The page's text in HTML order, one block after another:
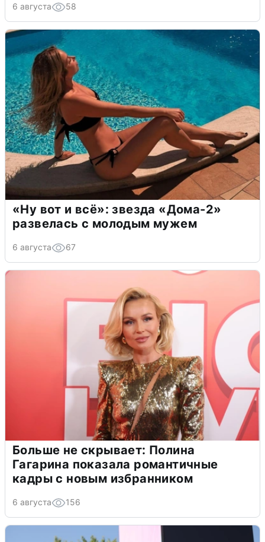
6 августа 58
«Ну вот и всё»: звезда «Дома-2»
развелась с молодым мужем
6 августа 67
Больше не скрывает: Полина
Гагарина показала романтичные
кадры с новым избранником
6 августа 156